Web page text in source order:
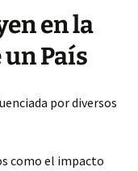
en la
País
por diversos
como el impacto